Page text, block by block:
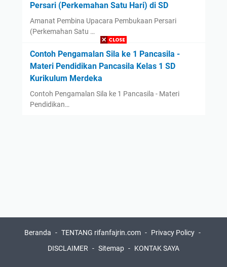
Persari (Perkemahan Satu Hari) di SD
Amanat Pembina Upacara Pembukaan Persari
(Perkemahan Satu …
Contoh Pengamalan Sila ke 1 Pancasila -
Materi Pendidikan Pancasila Kelas 1 SD
Kurikulum Merdeka
Contoh Pengamalan Sila ke 1 Pancasila - Materi
Pendidikan…
Beranda TENTANG rifanfajrin.com
Privacy Policy
DISCLAIMER
Sitemap KONTAK SAYA